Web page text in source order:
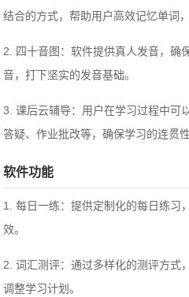
结合的方式，帮助用户高效记忆单词
2. 四十音图：软件提供真人发音，确
音，打下坚实的发音基础。
3. 课后云辅导：用户在学习过程中可
答疑、作业批改等，确保学习的连贯性
软件功能
1. 每日一练：提供定制化的每日练习
效。
2. 词汇测评：通过多样化的测评方式
调整学习计划。